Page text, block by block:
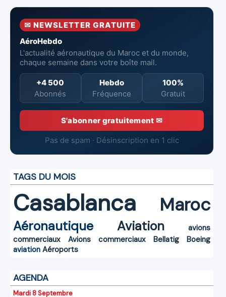
l’Aéroport
Mohammed V
✉ NEWSLETTER GRATUITE
AéroHebdo
L'actualité aéronautique du Maroc et du monde,
chaque semaine dans votre boîte mail.
+4 500
Abonnés
Hebdo
Fréquence
100%
Gratuit
S'abonner gratuitement ✉
Pas de spam · Désinscription en 1 clic
TAGS DU MOIS
Casablanca Maroc
Aéronautique Aviation
avions
commerciaux
Avions commerciaux Bellatig
Boeing
aviation Aéroports
AGENDA
Mardi 8 Septembre